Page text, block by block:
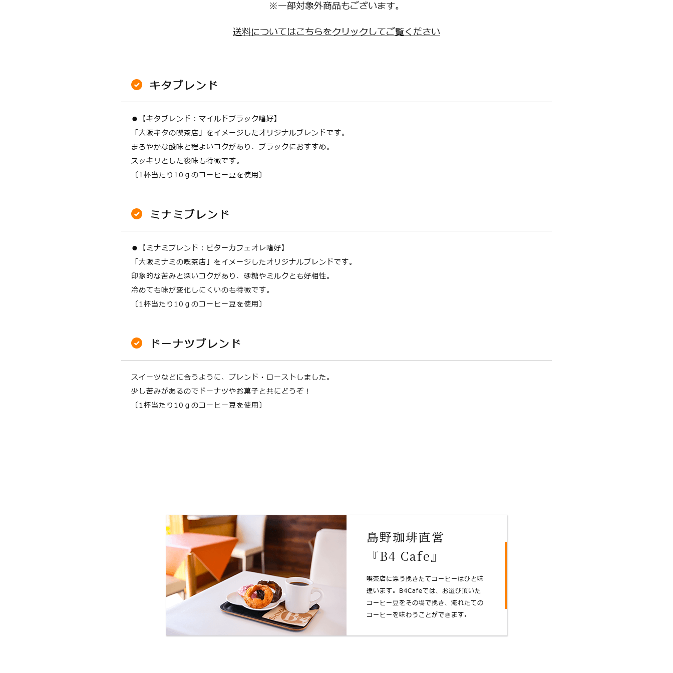
※一部対象外商品もございます。
送料についてはこちらをクリックしてご覧ください
キタブレンド
●【キタブレンド：マイルドブラック嗜好】
「大阪キタの喫茶店」をイメージしたオリジナルブレンドです。
まろやかな酸味と程よいコクがあり、ブラックにおすすめ。
スッキリとした後味も特徴です。
〔1杯当たり10ｇのコーヒー豆を使用〕
ミナミブレンド
●【ミナミブレンド：ビターカフェオレ嗜好】
「大阪ミナミの喫茶店」をイメージしたオリジナルブレンドです。
印象的な苦みと深いコクがあり、砂糖やミルクとも好相性。
冷めても味が変化しにくいのも特徴です。
〔1杯当たり10ｇのコーヒー豆を使用〕
ドーナツブレンド
スイーツなどに合うように、ブレンド・ローストしました。
少し苦みがあるのでドーナツやお菓子と共にどうぞ！
〔1杯当たり10ｇのコーヒー豆を使用〕
島野珈琲直営
『B4 Cafe』
喫茶店に漂う挽きたてコーヒーはひと味
違います。B4Cafeでは、お選び頂いた
コーヒー⾖をその場で挽き、淹れたての
コーヒーを味わうことができます。